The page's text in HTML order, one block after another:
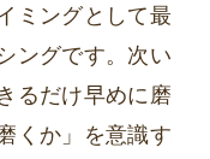
ミングとして最
ングです。次い
るだけ早めに磨
くか」を意識す